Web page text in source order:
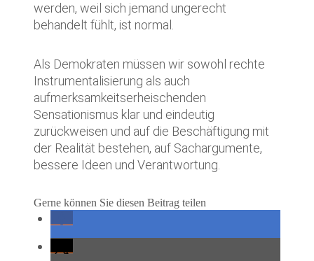
werden, weil sich jemand ungerecht
behandelt fühlt, ist normal.
Als Demokraten müssen wir sowohl rechte
Instrumentalisierung als auch
aufmerksamkeitserheischenden
Sensationismus klar und eindeutig
zurückweisen und auf die Beschäftigung mit
der Realität bestehen, auf Sachargumente,
bessere Ideen und Verantwortung.
Gerne können Sie diesen Beitrag teilen